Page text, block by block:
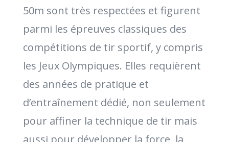
50m sont très respectées et figurent
parmi les épreuves classiques des
compétitions de tir sportif, y compris
les Jeux Olympiques. Elles requièrent
des années de pratique et
d’entraînement dédié, non seulement
pour affiner la technique de tir mais
aussi pour développer la force, la